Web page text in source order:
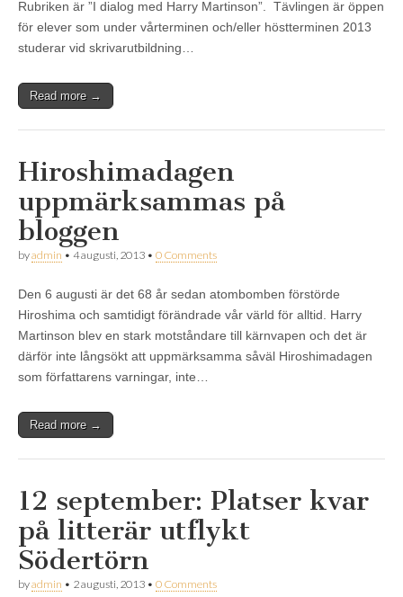
Rubriken är ”I dialog med Harry Martinson”. Tävlingen är öppen
för elever som under vårterminen och/eller höstterminen 2013
studerar vid skrivarutbildning…
Read more →
Hiroshimadagen
uppmärksammas på
bloggen
byadmin • 4 augusti, 2013 • 0 Comments
Den 6 augusti är det 68 år sedan atombomben förstörde
Hiroshima och samtidigt förändrade vår värld för alltid. Harry
Martinson blev en stark motståndare till kärnvapen och det är
därför inte långsökt att uppmärksamma såväl Hiroshimadagen
som författarens varningar, inte…
Read more →
12 september: Platser kvar
på litterär utflykt
Södertörn
byadmin • 2 augusti, 2013 • 0 Comments